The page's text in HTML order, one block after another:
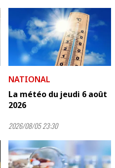
NATIONAL
La météo du jeudi 6 août
2026
2026/08/05 23:30